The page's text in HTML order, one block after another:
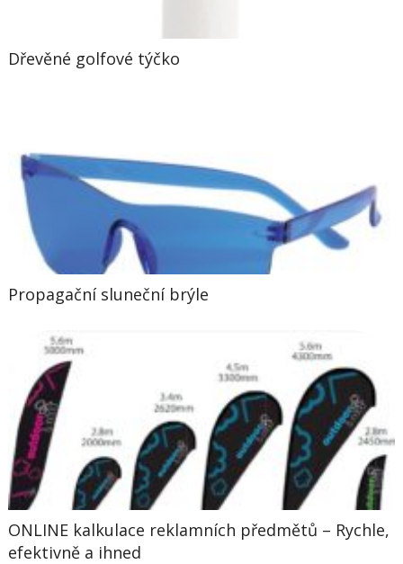
Dřevěné golfové týčko
Propagační sluneční brýle
ONLINE kalkulace reklamních předmětů – Rychle,
efektivně a ihned